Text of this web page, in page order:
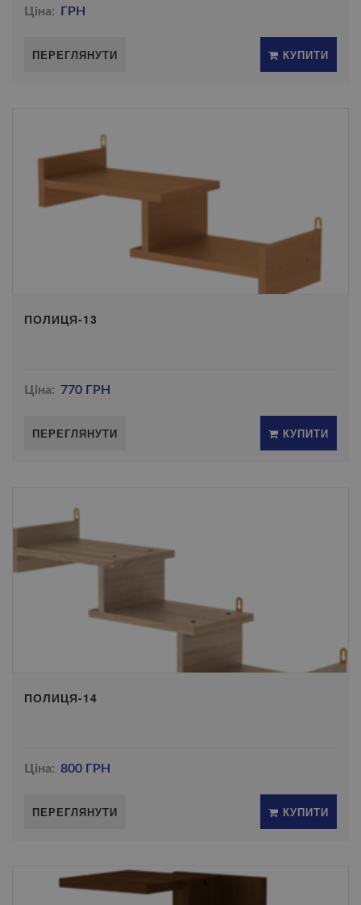
Ціна: ГРН
ПЕРЕГЛЯНУТИ КУПИТИ
ПОЛИЦЯ-13
Ціна: 770 ГРН
ПЕРЕГЛЯНУТИ КУПИТИ
ПОЛИЦЯ-14
Ціна: 800 ГРН
ПЕРЕГЛЯНУТИ КУПИТИ